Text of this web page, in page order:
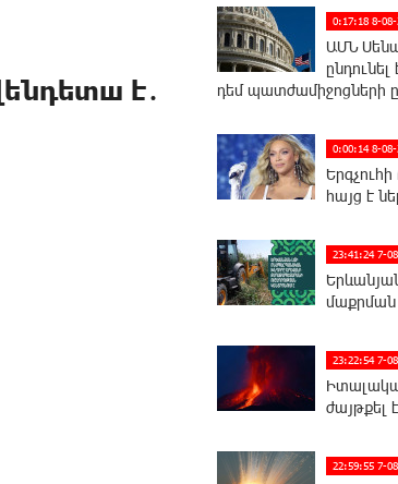
է․
0:17:18 8-08-
ԱՄՆ
դեմ պատժամիջոցների
0:00:14 8-08-
հայց է
23:41:24 7-
23:22:54 7-
ժայթքել
22:59:55 7-